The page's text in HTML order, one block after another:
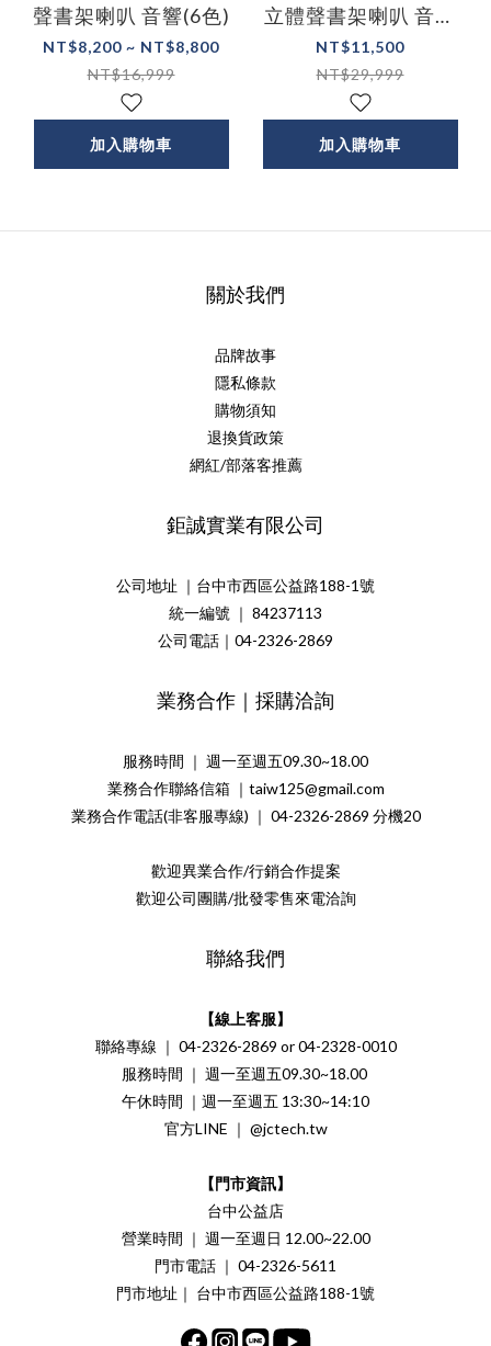
聲書架喇叭 音響(6色)
NT$8,200 ~ NT$8,800
NT$16,999
加入購物車
立體聲書架喇叭 音響
(四色)
NT$11,500
NT$29,999
加入購物車
關於我們
品牌故事
隱私條款
購物須知
退換貨政策
網紅/部落客推薦
鉅誠實業有限公司
公司地址 ｜台中市西區公益路188-1號
統一編號 ｜ 84237113
公司電話｜04-2326-2869
業務合作｜採購洽詢
服務時間 ｜ 週一至週五09.30~18.00
業務合作聯絡信箱 ｜taiw125@gmail.com
業務合作電話(非客服專線) ｜ 04-2326-2869 分機20
歡迎異業合作/行銷合作提案
歡迎公司團購/批發零售來電洽詢
聯絡我們
【線上客服】
聯絡專線 ｜ 04-2326-2869 or 04-2328-0010
服務時間 ｜ 週一至週五09.30~18.00
午休時間 ｜週一至週五 13:30~14:10
官方LINE ｜ @jctech.tw
【門市資訊】
台中公益店
營業時間 ｜ 週一至週日 12.00~22.00
門市電話 ｜ 04-2326-5611
門市地址｜ 台中市西區公益路188-1號